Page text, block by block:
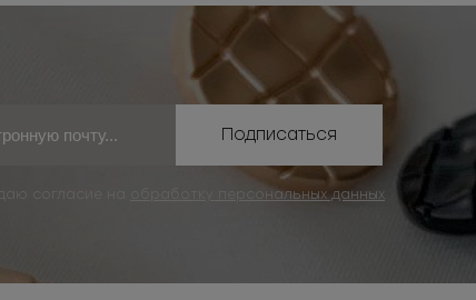
Подписаться
согласие на обработку персональных данных